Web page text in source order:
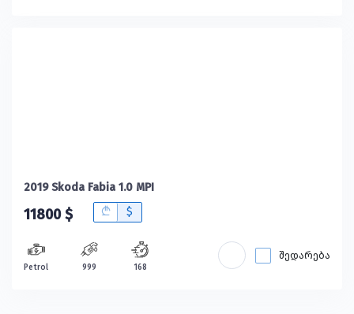
2019 Skoda Fabia 1.0 MPI
11800 $ B $
Petrol 999 168
შედარება